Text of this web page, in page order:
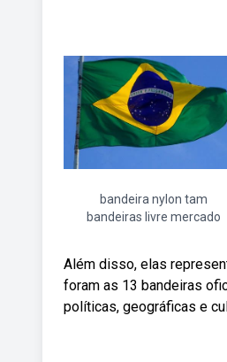
bandeira nylon tam
bandeiras livre mercado
Além disso, elas
foram as 13 bandeiras
políticas, geográficas e